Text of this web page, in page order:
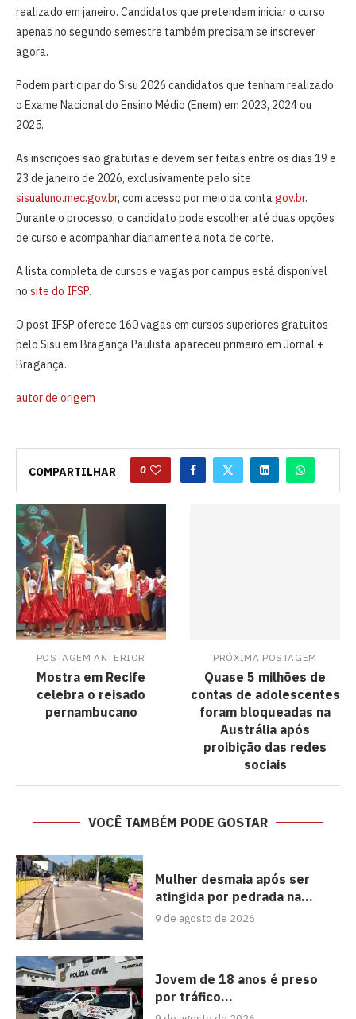
realizado em janeiro. Candidatos que pretendem iniciar o curso
apenas no segundo semestre também precisam se inscrever
agora.
Podem participar do Sisu 2026 candidatos que tenham realizado
o Exame Nacional do Ensino Médio (Enem) em 2023, 2024 ou
2025.
As inscrições são gratuitas e devem ser feitas entre os dias 19 e
23 de janeiro de 2026, exclusivamente pelo site
sisualuno.mec.gov.br, com acesso por meio da contagov.br.
Durante o processo, o candidato pode escolher até duas opções
de curso e acompanhar diariamente a nota de corte.
A lista completa de cursos e vagas por campus está disponível
no site do IFSP.
O post IFSP oferece 160 vagas em cursos superiores gratuitos
pelo Sisu em Bragança Paulista apareceu primeiro em Jornal +
Bragança.
autor de origem
COMPARTILHAR 0
POSTAGEM ANTERIOR
Mostra em Recife
celebra o reisado
pernambucano
PRÓXIMA POSTAGEM
Quase 5 milhões de
contas de adolescentes
foram bloqueadas na
Austrália após
proibição das redes
sociais
VOCÊ TAMBÉM PODE GOSTAR
Mulher desmaia após ser
atingida por pedrada na...
9 de agosto de 2026
Jovem de 18 anos é preso
por tráfico...